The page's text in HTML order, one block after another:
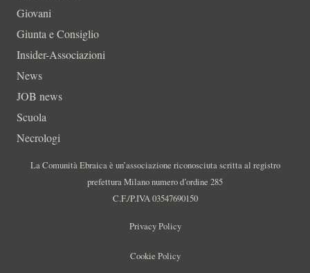
Giovani
Giunta e Consiglio
Insider-Associazioni
News
JOB news
Scuola
Necrologi
La Comunità Ebraica è un’associazione riconosciuta scritta al registro
prefettura Milano numero d’ordine 285
C.F./P.IVA 03547690150
Privacy Policy
Cookie Policy